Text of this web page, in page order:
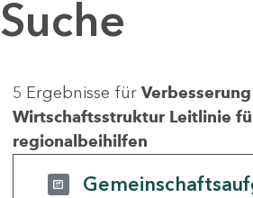
Suche
5 Ergebnisse für
Wirtschaftsstruktur Leitlinie
regionalbeihilfen